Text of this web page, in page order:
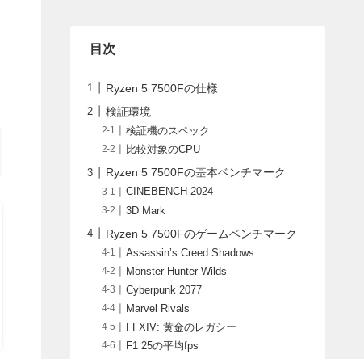
目次
Ryzen 5 7500Fの仕様
検証環境
検証機のスペック
比較対象のCPU
Ryzen 5 7500Fの基本ベンチマーク
CINEBENCH 2024
3D Mark
Ryzen 5 7500Fのゲームベンチマーク
Assassin’s Creed Shadows
Monster Hunter Wilds
Cyberpunk 2077
Marvel Rivals
FFXIV: 黄金のレガシー
F1 25の平均fps